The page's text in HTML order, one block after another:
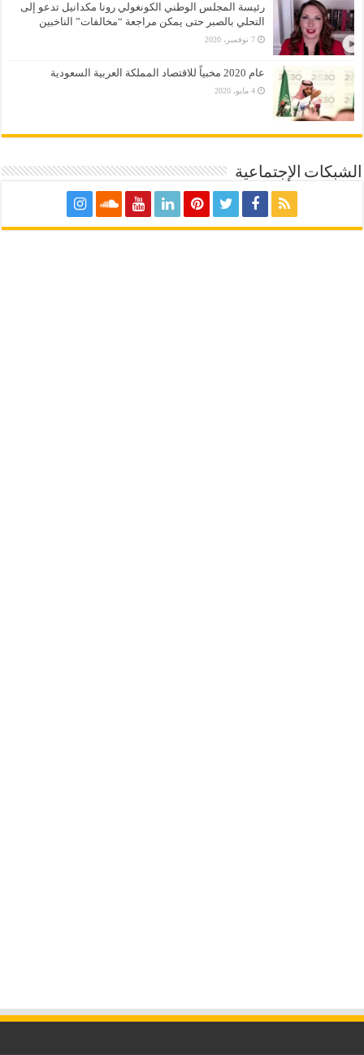
رئيسة المجلس الوطني الكونغولي رونا مكدانيل تدعو إلى
التحلي بالصبر حتى يمكن مراجعة “مخالفات” الناخبين
7 نوفمبر، 2020
عام 2020 مخبياً للاقتصاد المملكة العربية السعودية
4 مايو، 2020
الشبكات الإجتماعية